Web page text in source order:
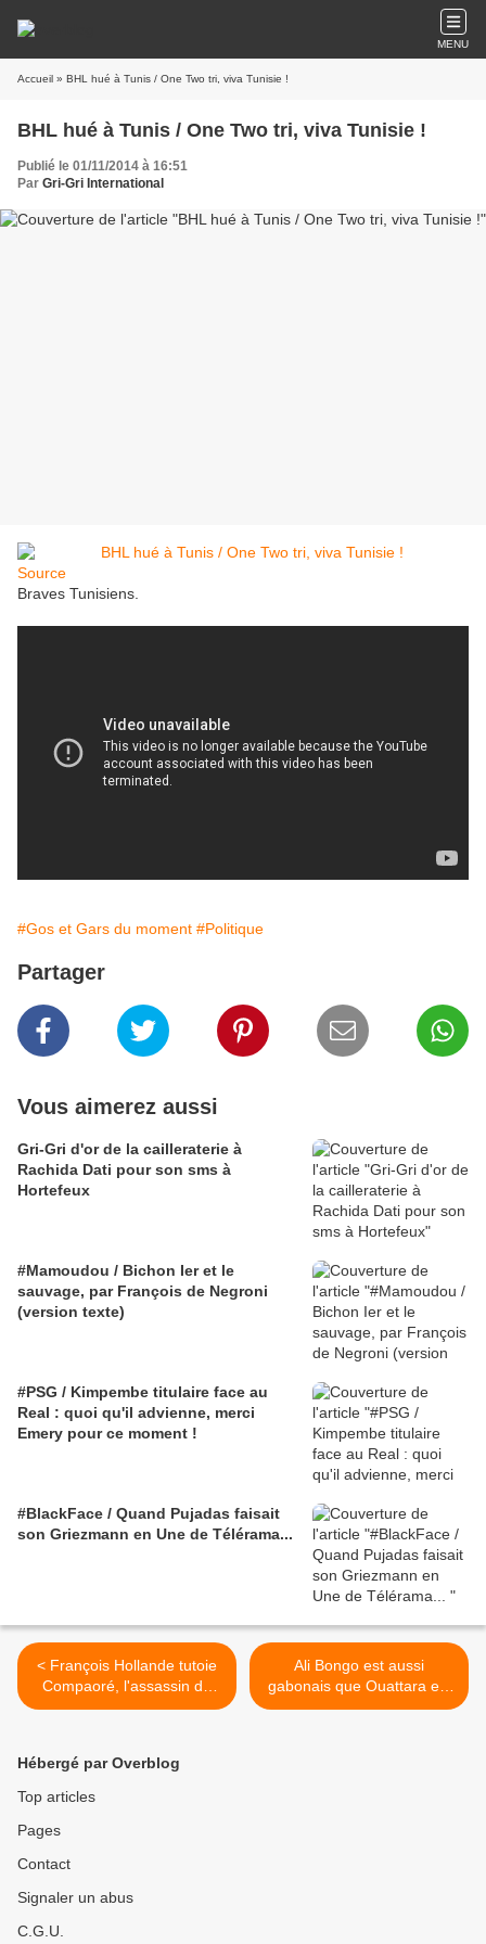
MENU
Accueil » BHL hué à Tunis / One Two tri, viva Tunisie !
BHL hué à Tunis / One Two tri, viva Tunisie !
Publié le 01/11/2014 à 16:51
Par Gri-Gri International
Source
Braves Tunisiens.
#Gos et Gars du moment #Politique
Partager
Vous aimerez aussi
Gri-Gri d'or de la cailleraterie à
Rachida Dati pour son sms à
Hortefeux
#Mamoudou / Bichon Ier et le
sauvage, par François de Negroni
(version texte)
#PSG / Kimpembe titulaire face au
Real : quoi qu'il advienne, merci
Emery pour ce moment !
#BlackFace / Quand Pujadas faisait
son Griezmann en Une de Télérama...
< François Hollande tutoie
Compaoré, l'assassin de
Sankara
Ali Bongo est aussi
gabonais que Ouattara est
ivoirien... / Révélations de
Hébergé par Overblog
Top articles
Pages
Contact
Signaler un abus
C.G.U.